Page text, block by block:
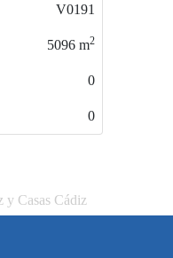
V0191
5096 m2
0
0
y Casas Cádiz